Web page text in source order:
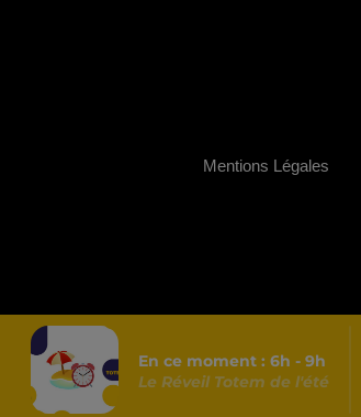
En ce moment : 6h - 9h
Le Réveil Totem de l'été
Mentions Légales